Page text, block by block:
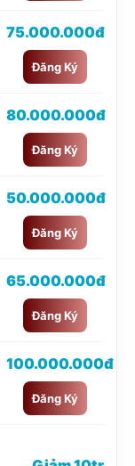
75.000.000đ
Đăng Ký
80.000.000đ
Đăng Ký
50.000.000đ
Đăng Ký
65.000.000đ
Đăng Ký
100.000.000đ
Đăng Ký